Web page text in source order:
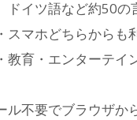
ドイツ語など約50の
スマホどちらからも
教育・エンターテイ
ル不要でブラウザか